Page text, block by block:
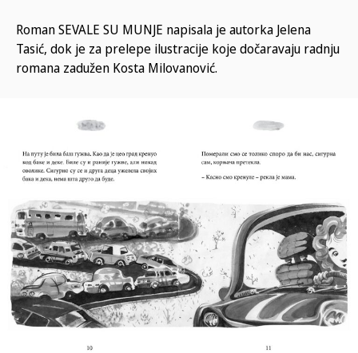
Roman SEVALE SU MUNJE napisala je autorka Jelena
Tasić, dok je za prelepe ilustracije koje dočaravaju radnju
romana zadužen Kosta Milovanović.